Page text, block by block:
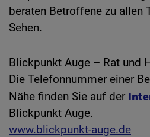
beraten Betroffene zu allen
Sehen.
Blickpunkt Auge – Rat und
Die Telefonnummer einer
Nähe finden Sie auf der
Blickpunkt Auge.
www.blickpunkt-auge.de